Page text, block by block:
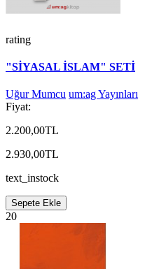
rating
"SİYASAL İSLAM" SETİ
Uğur Mumcu um:ag Yayınları
Fiyat:
2.200,00TL
2.930,00TL
text_instock
Sepete Ekle
20